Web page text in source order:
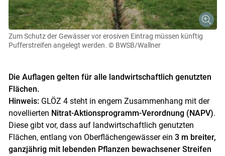
Zum Schutz der Gewässer vor erosiven Eintrag müssen künftig
Pufferstreifen angelegt werden. © BWSB/Wallner
Die Auflagen gelten für alle landwirtschaftlich genutzten
Flächen.
Hinweis:GLÖZ 4 steht in engem Zusammenhang mit der
novellierten Nitrat-Aktionsprogramm-Verordnung (NAPV).
Diese gibt vor, dass auf landwirtschaftlich genutzten
Flächen, entlang von Oberflächengewässer ein 3 m breiter,
ganzjährig mit lebenden Pflanzen bewachsener Streifen